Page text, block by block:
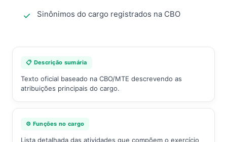
Sinônimos do cargo registrados na CBO
📋 Descrição sumária
Texto oficial baseado na CBO/MTE descrevendo as
atribuições principais do cargo.
⚙️ Funções no cargo
Lista detalhada das atividades que compõem o exercício